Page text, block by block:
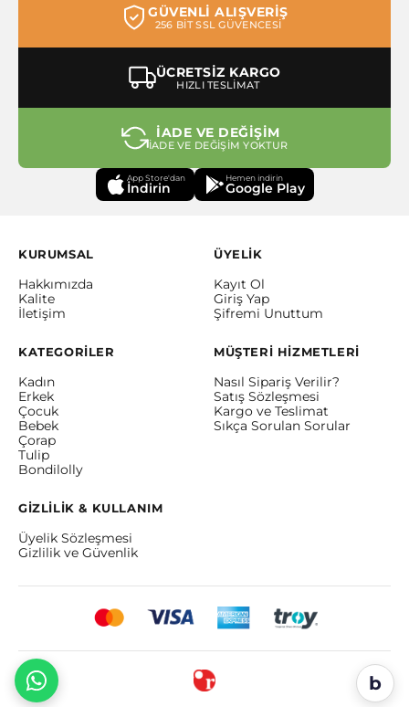
GÜVENLİ ALIŞVERİŞ
256 BİT SSL GÜVENCESİ
ÜCRETSİZ KARGO
HIZLI TESLİMAT
İADE VE DEĞİŞİM
İADE VE DEĞİŞİM YOKTUR
App Store'dan
İndirin
Hemen indirin
Google Play
KURUMSAL
Hakkımızda
Kalite
İletişim
ÜYELİK
Kayıt Ol
Giriş Yap
Şifremi Unuttum
KATEGORİLER
Kadın
Erkek
Çocuk
Bebek
Çorap
Tulip
Bondilolly
MÜŞTERİ HİZMETLERİ
Nasıl Sipariş Verilir?
Satış Sözleşmesi
Kargo ve Teslimat
Sıkça Sorulan Sorular
GİZLİLİK & KULLANIM
Üyelik Sözleşmesi
Gizlilik ve Güvenlik
b